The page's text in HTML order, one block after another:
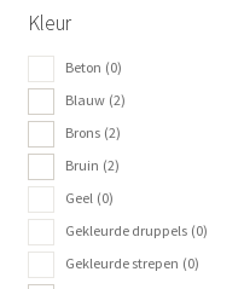
Kleur
Beton (0)
Blauw (2)
Brons (2)
Bruin (2)
Geel (0)
Gekleurde druppels (0)
Gekleurde strepen (0)